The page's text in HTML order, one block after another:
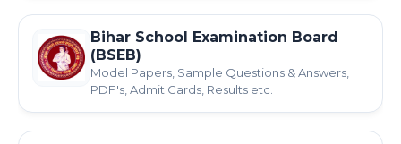
Bihar School Examination Board
(BSEB)
Model Papers, Sample Questions & Answers,
PDF's, Admit Cards, Results etc.